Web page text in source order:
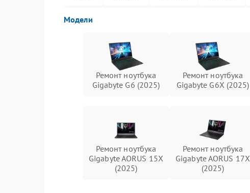
Модели
Ремонт ноутбука
Gigabyte G6 (2025)
Ремонт ноутбука
Gigabyte G6X (2025)
Ремонт ноутбука
Gigabyte AORUS 15X
(2025)
Ремонт ноутбука
Gigabyte AORUS 17X
(2025)